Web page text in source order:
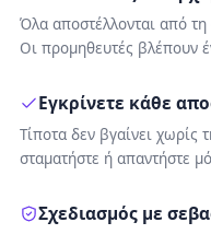
Όλα αποστέλλονται από
Οι προμηθευτές βλέπουν
Εγκρίνετε κάθε
Τίποτα δεν βγαίνει χωρίς
σταματήστε ή απαντήστε
Σχεδιασμός με